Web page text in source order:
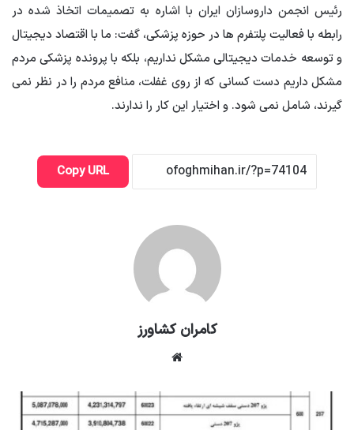
رئیس انجمن داروسازان ایران با اشاره به تصمیمات اتخاذ شده در
رابطه با فعالیت پلتفرم ها در حوزه پزشکی، گفت: ما با اقتصاد دیجیتال
و توسعه خدمات دیجیتالی مشکل نداریم، بلکه با پرونده پزشکی مردم
مشکل داریم دست کسانی که از روی غفلت، منافع مردم را در نظر نمی
گیرند، شامل نمی شود. و اختیار این کار را ندارند.
Copy URL
کامران کشاورز